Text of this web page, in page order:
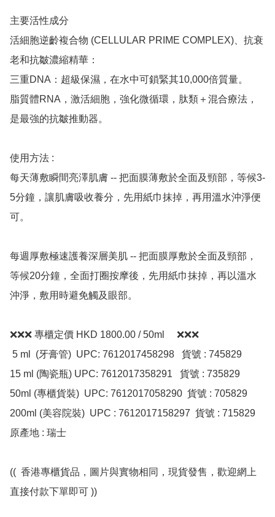
主要活性成分
活細胞逆齡複合物 (CELLULAR PRIME COMPLEX)、抗衰
老和抗皺濃縮精華：
三重DNA：超級保濕，在水中可鎖緊其10,000倍質量。
脂質體RNA，激活細胞，強化微循環，肽類＋混合療法，
是最強的抗皺推動器。
使用方法 :
每天薄敷瞬間亮澤肌膚 -- 把面膜薄敷於全面及頸部，等候3-
5分鐘，讓肌膚吸收養分，先用紙巾抹掉，再用溫水沖淨便
可。
每週厚敷極速護養深層美肌 -- 把面膜厚敷於全面及頸部，
等候20分鐘，全面打圈按摩後，先用紙巾抹掉，再以溫水
沖淨，敷用時避免觸及眼部。
❌❌❌ 專櫃定價 HKD 1800.00 / 50ml     ❌❌❌
15 ml (陶瓷瓶) UPC: 7612017358291   貨號 : 735829
50ml (專櫃貨裝)  UPC: 7612017058290  貨號 : 705829
200ml (美容院裝)  UPC : 7612017158297  貨號 : 715829
原產地 : 瑞士
((  香港專櫃貨品，圖片與實物相同，現貨發售，歡迎網上
直接付款下單即可 ))